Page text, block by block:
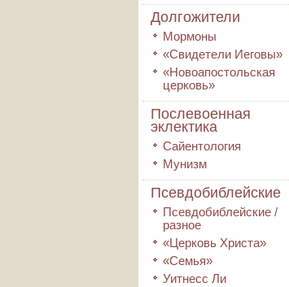
Долгожители
Мормоны
«Свидетели Иеговы»
«Новоапостольская
церковь»
Послевоенная
эклектика
Сайентология
Мунизм
Псевдобиблейские
Псевдобиблейские /
разное
«Церковь Христа»
«Семья»
Уитнесс Ли